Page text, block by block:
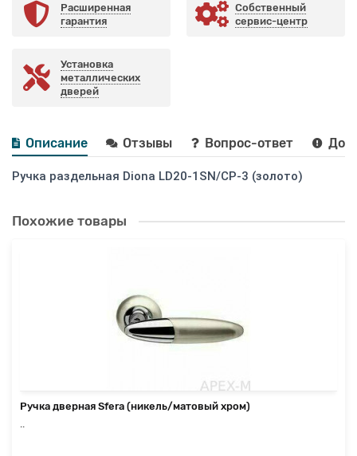
Расширенная
гарантия
Собственный
сервис-центр
Установка
металлических
дверей
Описание Отзывы Вопрос-ответ
Ручка раздельная Diona LD20-1SN/CP-3 (золото)
Похожие товары
Ручка дверная Sfera (никель/матовый хром)